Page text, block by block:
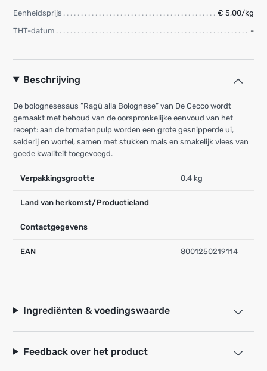
Eenheidsprijs
€ 5,00/kg
THT-datum
-
Beschrijving
De bolognesesaus ”Ragù alla Bolognese” van De Cecco wordt
gemaakt met behoud van de oorspronkelijke eenvoud van het
recept: aan de tomatenpulp worden een grote gesnipperde ui,
selderij en wortel, samen met stukken mals en smakelijk vlees van
goede kwaliteit toegevoegd.
Verpakkingsgrootte 0.4 kg
Land van herkomst/Productieland
Contactgegevens
EAN 8001250219114
Ingrediënten & voedingswaarde
Feedback over het product